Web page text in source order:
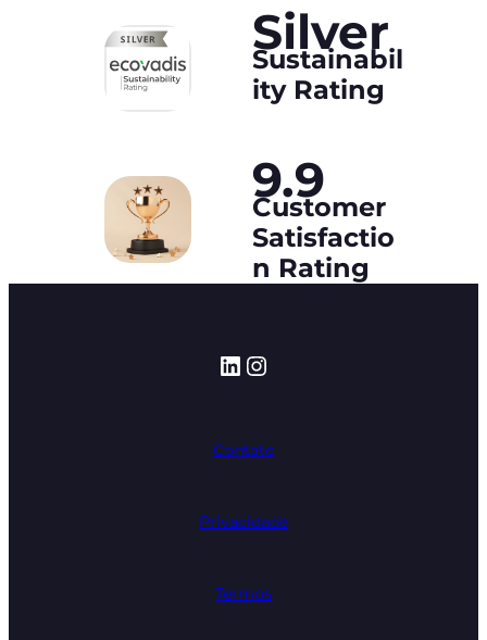
Silver
Sustainabil
ity Rating
9.9
Customer
Satisfactio
n Rating
LinkedIn
Instagram
Contato
Privacidade
Termos